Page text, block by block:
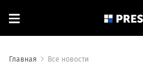
Главная Все новости